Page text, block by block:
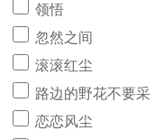
领悟
忽然之间
滚滚红尘
路边的野花不要采
恋恋风尘